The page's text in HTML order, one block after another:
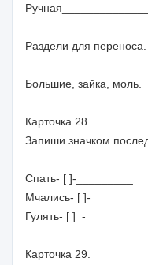
Раздели для переноса.
Большие, зайка, моль.
Карточка 28.
Запиши значком
Спать- [ ]-_________
Мчались- [ ]-________
Гулять- [ ]_-_________
Карточка 29.